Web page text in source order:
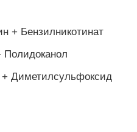
+ Бензилникотинат
Полидоканол
+ Диметилсульфоксид